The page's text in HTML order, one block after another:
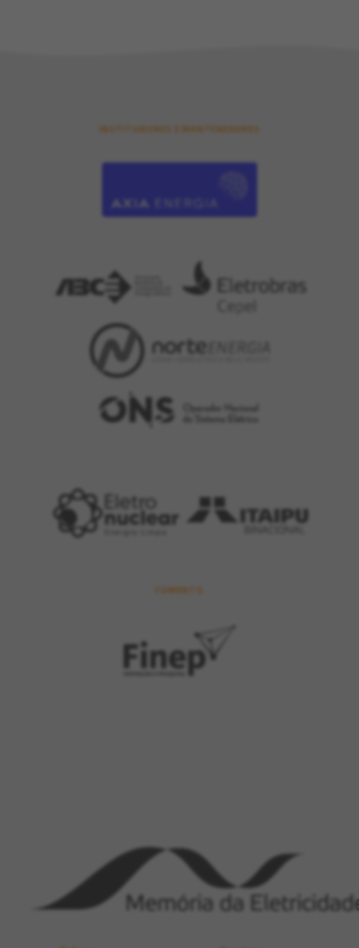
INSTITUIDORES E MANTENEDORES
FOMENTO